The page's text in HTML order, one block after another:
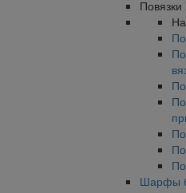
Повязки
Шарфы